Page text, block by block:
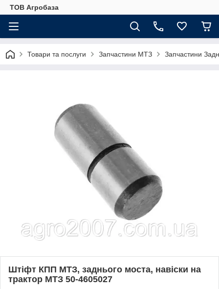
ТОВ Агробаза
Товари та послуги Запчастини МТЗ Запчастини
Штіфт КПП МТЗ, заднього моста, навіски на
трактор МТЗ 50-4605027